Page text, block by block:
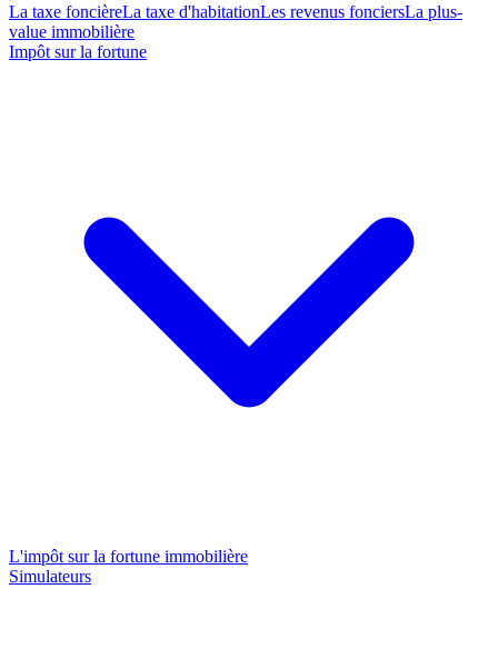
La taxe foncièreLa taxe d'habitationLes revenus fonciersLa plus-
value immobilière
Impôt sur la fortune
L'impôt sur la fortune immobilière
Simulateurs